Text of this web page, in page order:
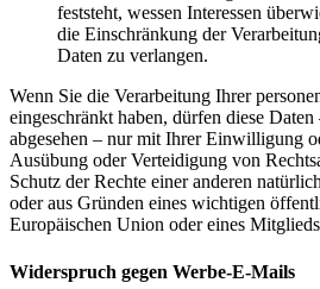
feststeht, wessen Interessen
die Einschränkung der
Daten zu verlangen.
Wenn Sie die Verarbeitung Ihrer
eingeschränkt haben, dürfen diese
abgesehen – nur mit Ihrer Einwilligung
Ausübung oder Verteidigung von
Schutz der Rechte einer anderen
oder aus Gründen eines wichtigen
Europäischen Union oder eines
Widerspruch gegen Werbe-E-Mails